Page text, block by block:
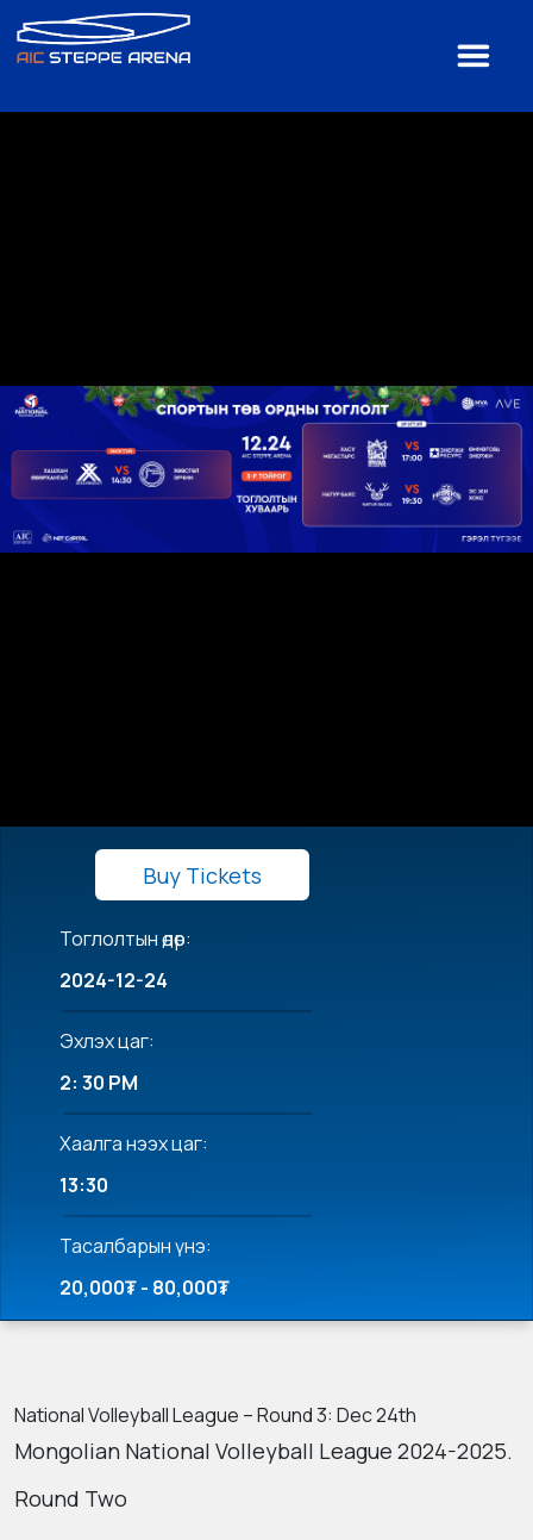
Buy Tickets
Тоглолтын өдөр:
2024-12-24
Эхлэх цаг:
2: 30 PM
Хаалга нээх цаг:
13:30
Тасалбарын үнэ:
20,000₮ - 80,000₮
National Volleyball League – Round 3: Dec 24th
Mongolian National Volleyball League 2024-2025.
Round Two